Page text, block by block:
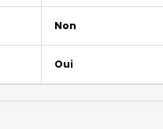
Non
Oui